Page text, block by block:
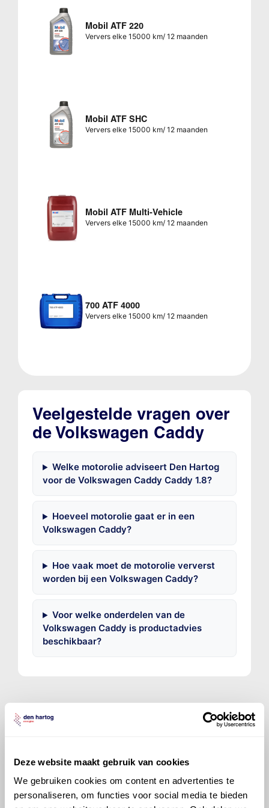
Deze website maakt gebruik van cookies
We gebruiken cookies om content en advertenties te
personaliseren, om functies voor social media te bieden
Mobil ATF 220
Ververs elke 15000 km/ 12 maanden
Mobil ATF SHC
Ververs elke 15000 km/ 12 maanden
Mobil ATF Multi-Vehicle
Ververs elke 15000 km/ 12 maanden
700 ATF 4000
Ververs elke 15000 km/ 12 maanden
Veelgestelde vragen over
de Volkswagen Caddy
Welke motorolie adviseert Den Hartog
voor de Volkswagen Caddy Caddy 1.8?
Hoeveel motorolie gaat er in een
Volkswagen Caddy?
Hoe vaak moet de motorolie ververst
worden bij een Volkswagen Caddy?
Voor welke onderdelen van de
Volkswagen Caddy is productadvies
beschikbaar?
gereproduceerd, opgeslagen in een database of op
andere manieren worden overgedragen zonder
voorafgaande schriftelijke toestemming van Olyslager
Organisation B.V. Hoewel alles in het werk is gesteld